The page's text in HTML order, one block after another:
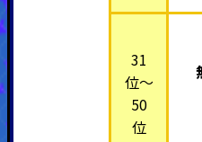
31
位～
50
位